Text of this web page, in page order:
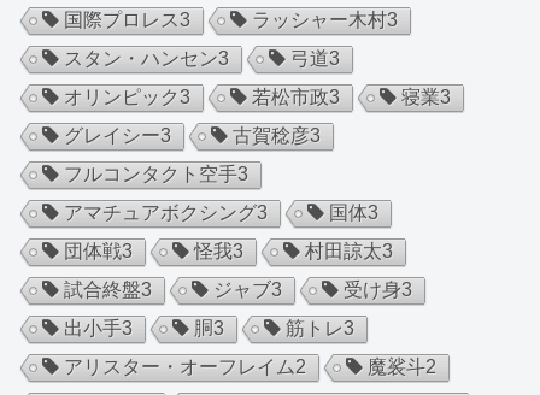
国際プロレス3 ラッシャー木村3
スタン・ハンセン3 弓道3
オリンピック3 若松市政3 寝業3
グレイシー3 古賀稔彦3
フルコンタクト空手3
アマチュアボクシング3 国体3
団体戦3 怪我3 村田諒太3
試合終盤3 ジャブ3 受け身3
出小手3 胴3 筋トレ3
アリスター・オーフレイム2 魔裟斗2